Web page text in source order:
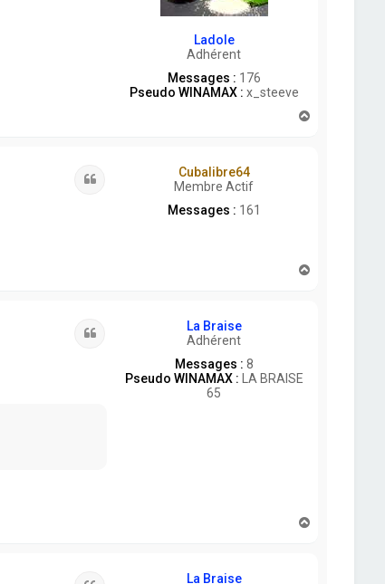
Ladole
Adhérent
Messages : 176
Pseudo WINAMAX : x_steeve
Cubalibre64
Membre Actif
Messages : 161
La Braise
Adhérent
Messages : 8
Pseudo WINAMAX : LA BRAISE
65
La Braise